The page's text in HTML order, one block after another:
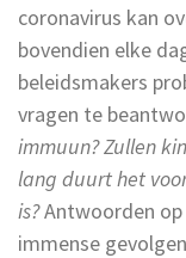
coronavirus kan
bovendien elke
beleidsmakers
vragen te
immuun? Zullen
lang duurt het
is?Antwoorden op
immense